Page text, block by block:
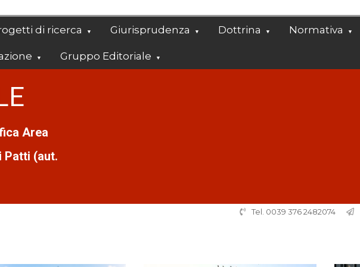
di ricerca Giurisprudenza Dottrina Normativa
Gruppo Editoriale
Area
Patti (aut.
Tel. 0039 376 2482074